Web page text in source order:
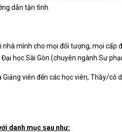
dẫn tận tình
mình cho mọi đối tượng, mọi
học Sài Gòn (chuyên ngành Sư
viên đến các học viên, Thầy/
danh mục sau như: